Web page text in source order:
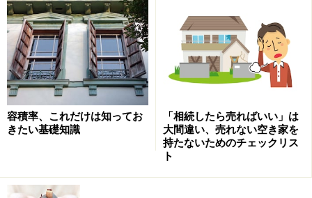
容積率、これだけは知ってお
きたい基礎知識
「相続したら売ればいい」は
大間違い、売れない空き家を
持たないためのチェックリス
ト